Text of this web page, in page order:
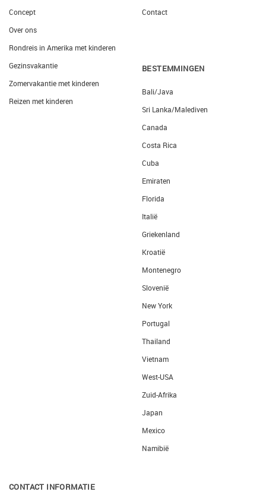
Concept
Over ons
Rondreis in Amerika met kinderen
Gezinsvakantie
Zomervakantie met kinderen
Reizen met kinderen
Contact
BESTEMMINGEN
Bali/Java
Sri Lanka/Malediven
Canada
Costa Rica
Cuba
Emiraten
Florida
Italië
Griekenland
Kroatië
Montenegro
Slovenië
New York
Portugal
Thailand
Vietnam
West-USA
Zuid-Afrika
Japan
Mexico
Namibië
CONTACT INFORMATIE